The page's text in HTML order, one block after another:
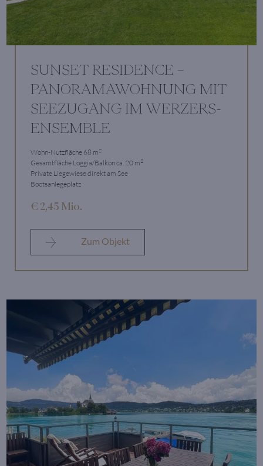
SUNSET RESIDENCE –
PANORAMAWOHNUNG MIT
SEEZUGANG IM WERZERS-
ENSEMBLE
Wohn-Nutzfläche 68 m2
Gesamtfläche Loggia/Balkon ca. 20 m2
Private Liegewiese direkt am See
Bootsanlegeplatz
€ 2,45 Mio.
Zum Objekt